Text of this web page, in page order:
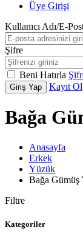
Üye Girişi
Kullanıcı Adı/E-
Şifre
Beni Hatırla
Giriş Yap Kayıt Ol
Bağa
Anasayfa
Erkek
Yüzük
Bağa Gümüş
Filtre
Kategoriler